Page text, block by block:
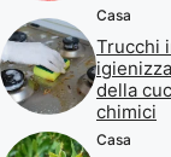
Casa
Trucchi
della
chimici
Casa